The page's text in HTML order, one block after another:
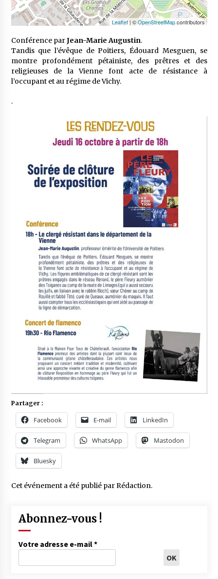
Leaflet| ©OpenStreetMapcontributors
Conférence parJean-Marie Augustin.
Tandis que l’évêque de Poitiers, Édouard Mesguen, se
montre profondément pétainiste, des prêtres et des
religieuses de la Vienne font acte de résistance à
l’occupant et au régime de Vichy.
.
Partager :
Facebook E-mail LinkedIn
Telegram WhatsApp Mastodon
Bluesky
Cet événement a été publié parRédaction.
Abonnez-vous !
Votre adresse e-mail*